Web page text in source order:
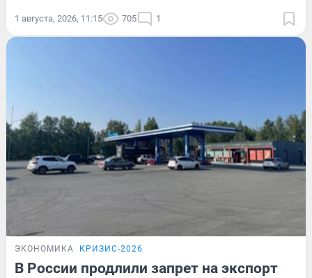
1 августа, 2026, 11:15 705 1
ЭКОНОМИКА КРИЗИС-2026
В России продлили запрет на экспорт